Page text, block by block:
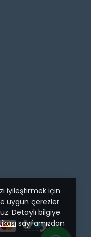
iyileştirmek için
uygun çerezler
Detaylı bilgiye
sayfamızdan